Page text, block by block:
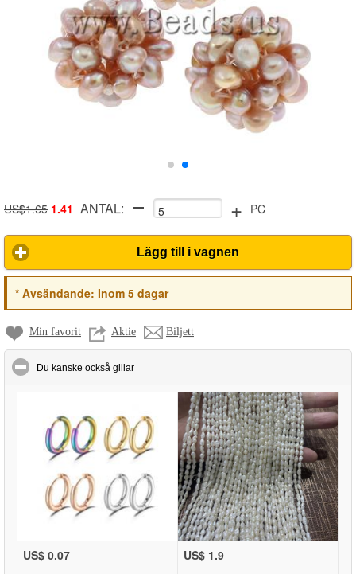
US$1.65 1.41 ANTAL: + PC
Lägg till i vagnen
*Avsändande: Inom 5 dagar
Min favorit Aktie Biljett
Du kanske också gillar
US$ 0.07 US$ 1.9